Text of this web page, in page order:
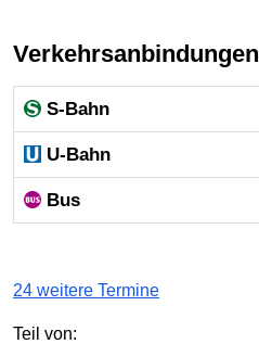
Verkehrsanbindungen
S-Bahn
U-Bahn
Bus
24 weitere Termine
Teil von: